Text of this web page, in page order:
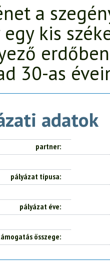
a
kis
30-as
adatok
partner
pályázat típusa
pályázat éve
összege